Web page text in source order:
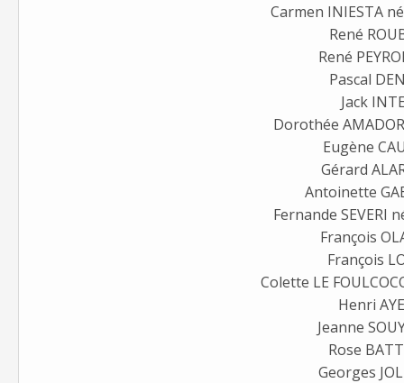
Carmen INIESTA
René
René
Pascal
Jack
Dorothée
Eugène
Gérard
Antoinette
Fernande SEVERI
François
François
Colette LE
Henri
Jeanne
Rose
Georges